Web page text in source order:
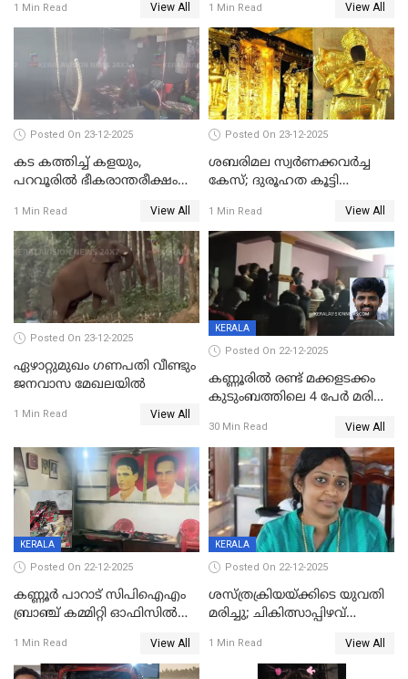
വേണ്ടിയുള്ള
പിടിവലിക്കിടയിൽ
അപ്പൂപ്പനെതിരെ പോക്സോ
കേസ് ഒടുവിൽ 4 ജീവനുകൾ
പൊലിഞ്ഞു
1 Min Read View All
മേയറാകില്ല
1 Min Read View All
Posted On 23-12-2025
കട കത്തിച്ച് കളയും,
പറവൂരില്‍ ഭീകരാന്തരീക്ഷം
1 Min Read View All
Posted On 23-12-2025
ശബരിമല സ്വര്‍ണക്കവര്‍ച്ച
കേസ്; ദുരൂഹത കൂട്ടി
1 Min Read View All
Posted On 23-12-2025
ഏഴാറ്റുമുഖം ഗണപതി വീണ്ടും
ജനവാസ മേഖലയിൽ
1 Min Read View All
KERALA
Posted On 22-12-2025
കണ്ണൂരിൽ രണ്ട് മക്കളടക്കം
കുടുംബത്തിലെ 4 പേർ മരിച്ച
30 Min Read View All
KERALA
Posted On 22-12-2025
കണ്ണൂർ പാറാട് സിപിഐഎം
ബ്രാഞ്ച് കമ്മിറ്റി ഓഫിസിൽ
ചിത്രങ്ങളടക്കം കത്തിയ
നിലയിൽ
1 Min Read View All
KERALA
Posted On 22-12-2025
ശസ്ത്രക്രിയയ്‌ക്കിടെ യുവതി
മരിച്ചു; ചികിത്സാപ്പിഴവ്
സംഭവം മാവേലിക്കരയിൽ
1 Min Read View All